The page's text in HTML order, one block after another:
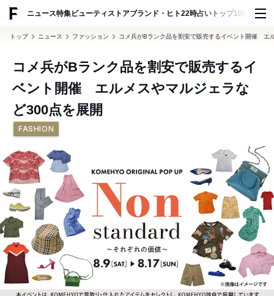
ニュース特集ビューティ ストアブランド・ヒト22時占い トップ100 スナッ
トップ ニュース ファッション コメ兵がBランク品を割安で販売するイベント開催 エ
コメ兵がBランク品を割安で販売するイ
ベント開催 エルメスやマルジェラな
ど300点を展開
FASHION